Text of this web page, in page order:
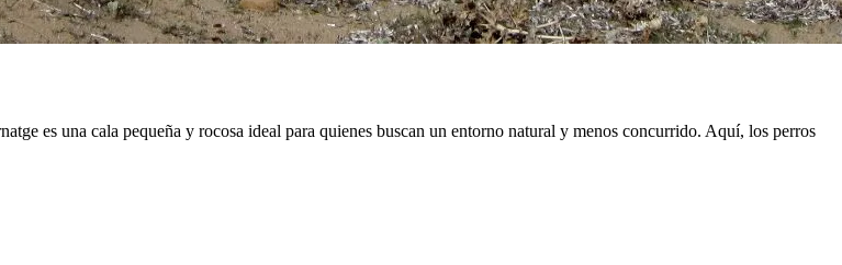
es una cala pequeña y rocosa ideal para quienes buscan un entorno natural y menos concurrido. Aquí, los perros